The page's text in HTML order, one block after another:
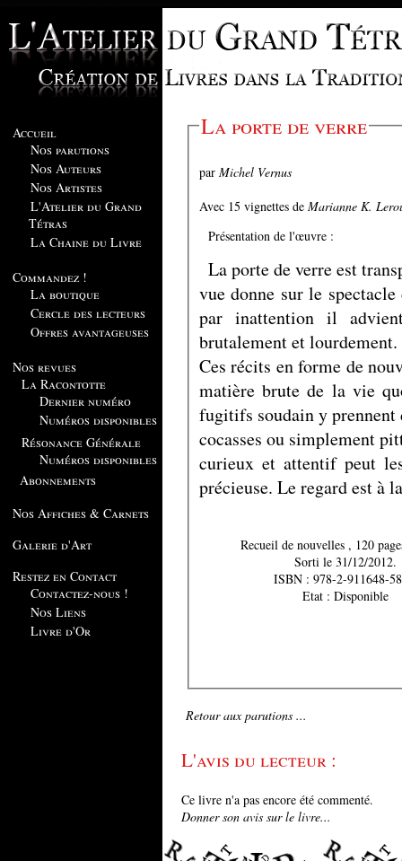
Accueil
Nos parutions
Nos Auteurs
Nos Artistes
L'Atelier du Grand
Tétras
La Chaine du Livre
Commandez !
La boutique
Cercle des lecteurs
Offres avantageuses
Nos revues
La Racontotte
Dernier numéro
Numéros disponibles
Résonance Générale
Numéros disponibles
Abonnements
Nos Affiches & Carnets
Galerie d'Art
Restez en Contact
Contactez-nous !
Nos Liens
Livre d'Or
La porte de verre
par Michel Vernus
Avec 15 vignettes de Marianne K.
Présentation de l'œuvre :
La porte de verre est
vue donne sur le
par inattention il
brutalement et lourdement.
Ces récits en forme de nouvelles recèlent de petits éclats
matière brute de la vie quotidienne. Des
fugitifs soudain y prennent
cocasses ou simplement
curieux et attentif peut
précieuse. Le regard est à
Recueil de
Sorti le 31/12/2012.
ISBN : 978-2-911648-
Etat : Disponible
Retour aux parutions ...
L'avis du lecteur :
Ce livre n'a pas encore été commenté.
Donner son avis sur le livre...